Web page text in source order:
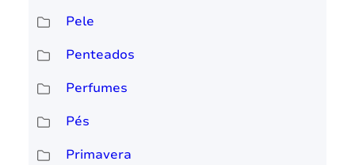
Pele
Penteados
Perfumes
Pés
Primavera